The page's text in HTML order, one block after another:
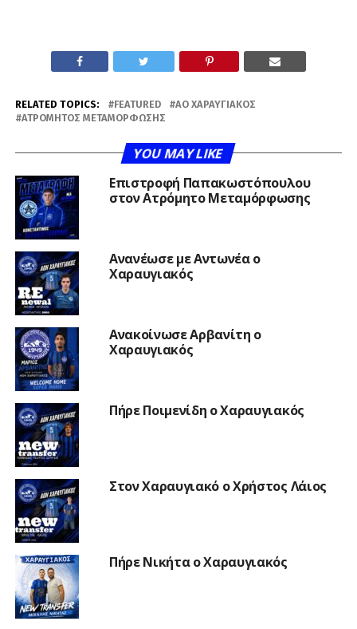
RELATED TOPICS: FEATURED
ΑΟ ΧΑΡΑΥΓΙΑΚΌΣ
ΑΤΡΌΜΗΤΟΣ ΜΕΤΑΜΌΡΦΩΣΗΣ
YOU MAY LIKE
Επιστροφή Παπακωστόπουλου
στον Ατρόμητο Μεταμόρφωσης
Ανανέωσε με Αντωνέα ο
Χαραυγιακός
Ανακοίνωσε Αρβανίτη ο
Χαραυγιακός
Πήρε Ποιμενίδη ο Χαραυγιακός
Στον Χαραυγιακό ο Χρήστος Λάιος
Πήρε Νικήτα ο Χαραυγιακός